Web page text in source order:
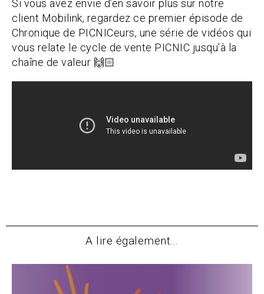
Si vous avez envie d’en savoir plus sur notre
client Mobilink, regardez ce premier épisode de
Chronique de PICNICeurs, une série de vidéos qui
vous relate le cycle de vente PICNIC jusqu’à la
chaîne de valeur 🙌🏻
A lire également...